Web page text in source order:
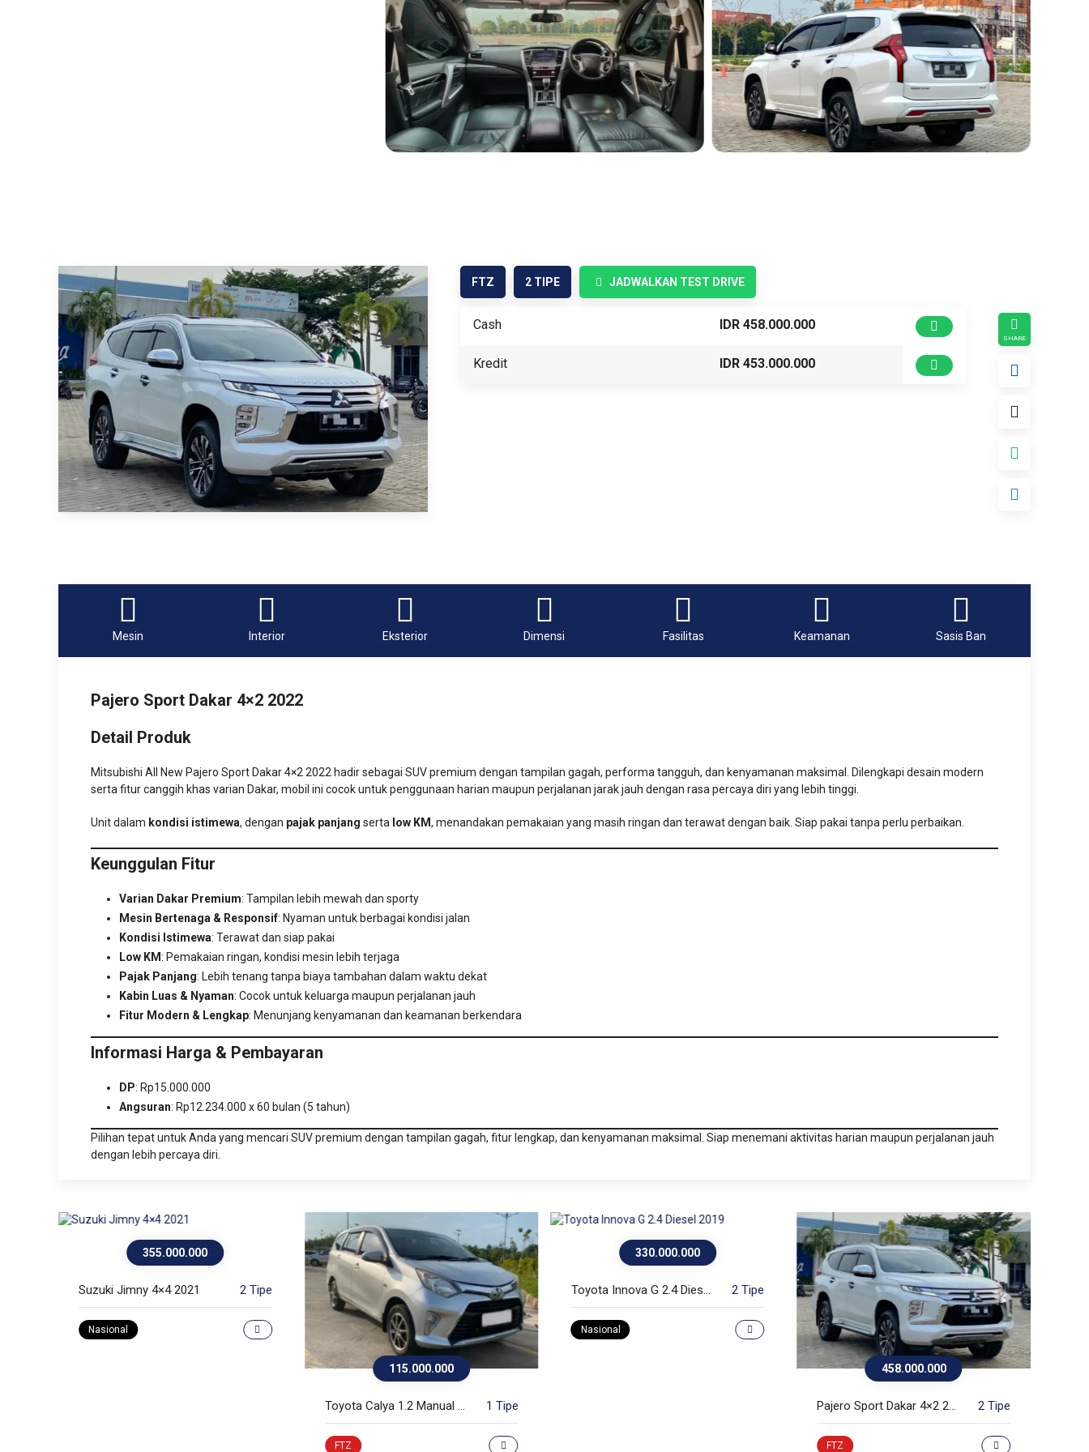
FTZ 2 TIPE JADWALKAN TEST DRIVE
Cash IDR 458.000.000
Kredit IDR 453.000.000
Mesin Interior Eksterior Dimensi Fasilitas Keamanan Sasis Ban
Pajero Sport Dakar 4×2 2022
Detail Produk
Mitsubishi All New Pajero Sport Dakar 4×2 2022 hadir sebagai SUV premium dengan tampilan gagah, performa tangguh, dan kenyamanan maksimal. Dilengkapi desain modern
serta fitur canggih khas varian Dakar, mobil ini cocok untuk penggunaan harian maupun perjalanan jarak jauh dengan rasa percaya diri yang lebih tinggi.
Unit dalam kondisi istimewa, dengan pajak panjang serta low KM, menandakan pemakaian yang masih ringan dan terawat dengan baik. Siap pakai tanpa perlu perbaikan.
Keunggulan Fitur
Varian Dakar Premium: Tampilan lebih mewah dan sporty
Mesin Bertenaga & Responsif: Nyaman untuk berbagai kondisi jalan
Kondisi Istimewa: Terawat dan siap pakai
Low KM: Pemakaian ringan, kondisi mesin lebih terjaga
Pajak Panjang: Lebih tenang tanpa biaya tambahan dalam waktu dekat
Kabin Luas & Nyaman: Cocok untuk keluarga maupun perjalanan jauh
Fitur Modern & Lengkap: Menunjang kenyamanan dan keamanan berkendara
Informasi Harga & Pembayaran
DP: Rp15.000.000
Angsuran: Rp12.234.000 x 60 bulan (5 tahun)
Pilihan tepat untuk Anda yang mencari SUV premium dengan tampilan gagah, fitur lengkap, dan kenyamanan maksimal. Siap menemani aktivitas harian maupun perjalanan jauh
dengan lebih percaya diri.
355.000.000
Suzuki Jimny 4×4 2021 2 Tipe
Nasional
115.000.000
Toyota Calya 1.2 Manual 2019 1 Tipe
FTZ
330.000.000
Toyota Innova G 2.4 Diesel 2019 2 Tipe
Nasional
458.000.000
Pajero Sport Dakar 4×2 2022 2 Tipe
FTZ